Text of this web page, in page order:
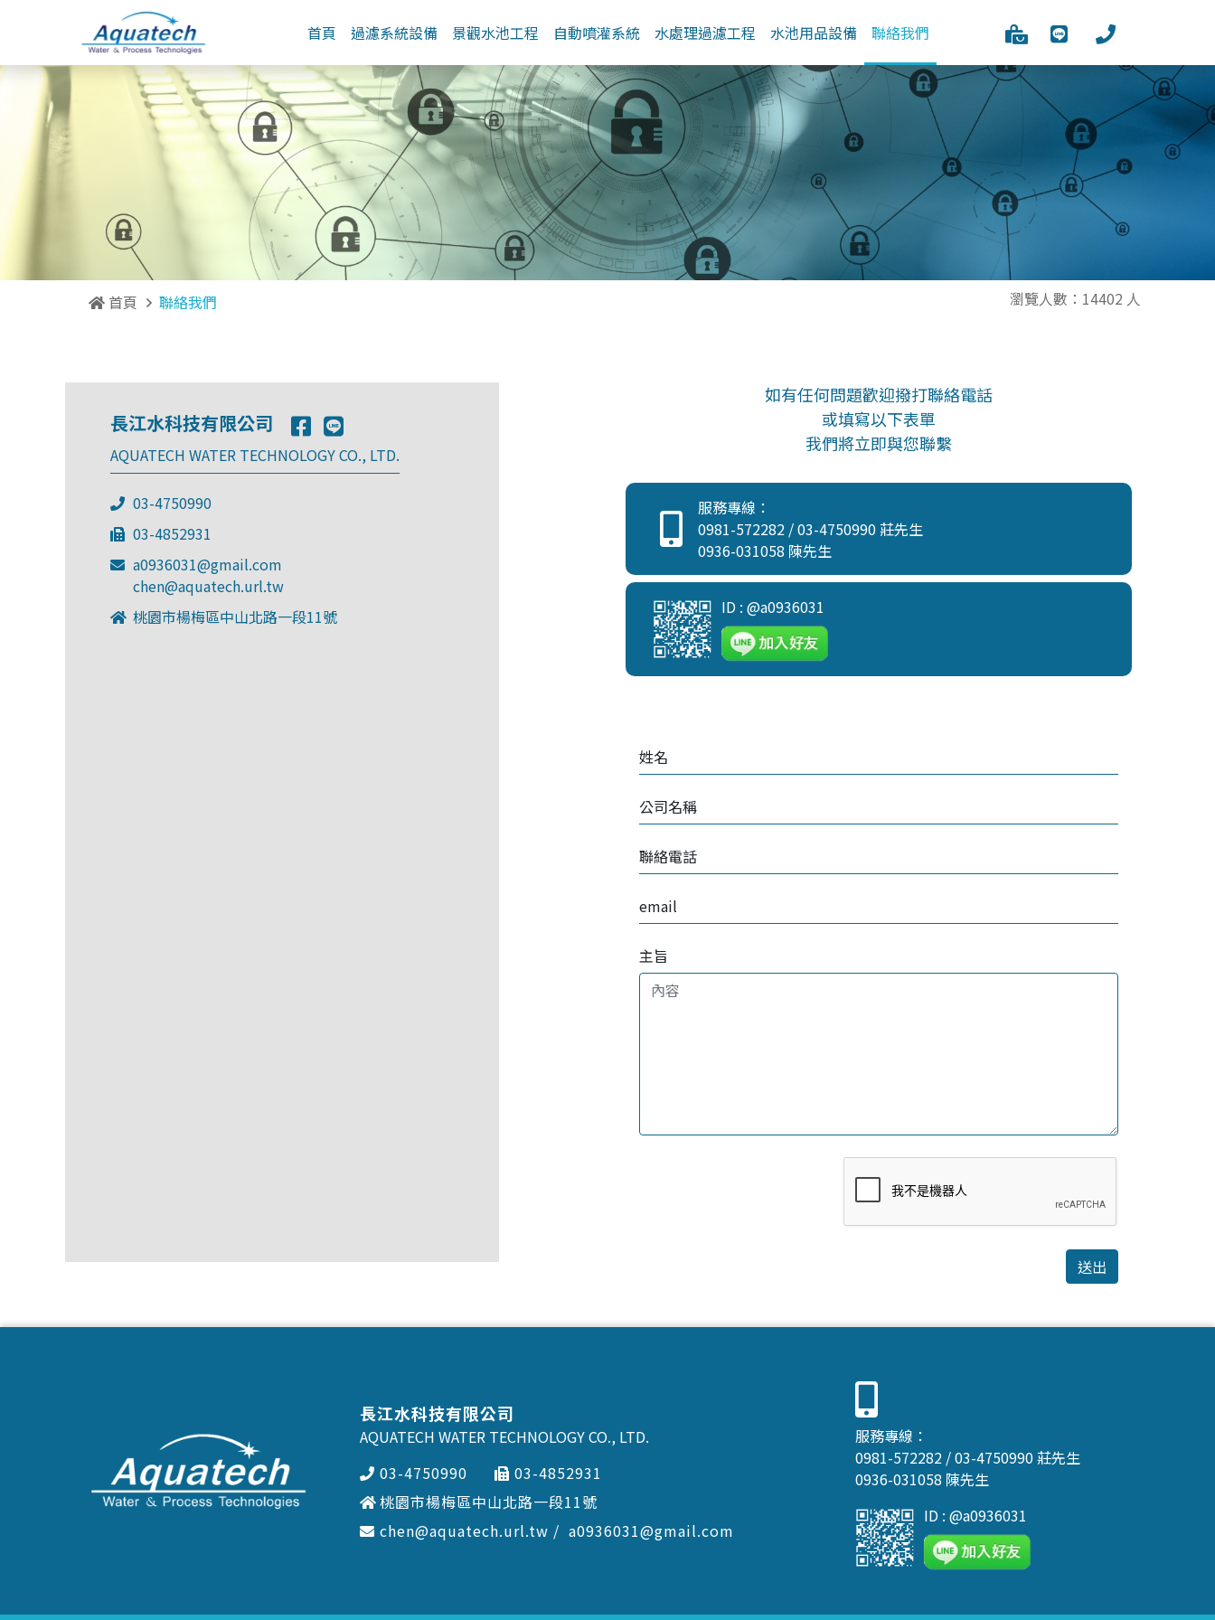
首頁 過濾系統設備 景觀水池工程 自動噴灌系統 水處理過濾工程 水池用品設備 聯絡我們
首頁 聯絡我們 瀏覽人數：14402 人
長江水科技有限公司
AQUATECH WATER TECHNOLOGY CO., LTD.
03-4750990
03-4852931
a0936031@gmail.com
chen@aquatech.url.tw
桃園市楊梅區中山北路一段11號
如有任何問題歡迎撥打聯絡電話
或填寫以下表單
我們將立即與您聯繫
服務專線：
0981-572282 /03-4750990莊先生
0936-031058 陳先生
ID : @a0936031
姓名
公司名稱
聯絡電話
email
主旨
送出
長江水科技有限公司
AQUATECH WATER TECHNOLOGY CO., LTD.
03-4750990
03-4852931
桃園市楊梅區中山北路一段11號
chen@aquatech.url.tw
a0936031@gmail.com
服務專線：
0981-572282 /03-4750990莊先生
0936-031058 陳先生
ID : @a0936031